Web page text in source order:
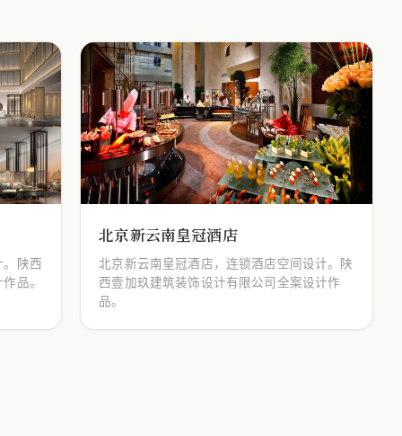
。陕西
品。
北京新云南皇冠酒店
北京新云南皇冠酒店，连锁酒店空间设计。陕
西壹加玖建筑装饰设计有限公司全案设计作
品。